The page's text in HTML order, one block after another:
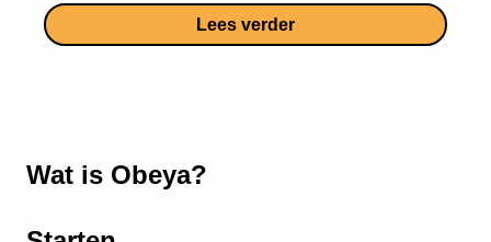
Lees verder
Wat is Obeya?